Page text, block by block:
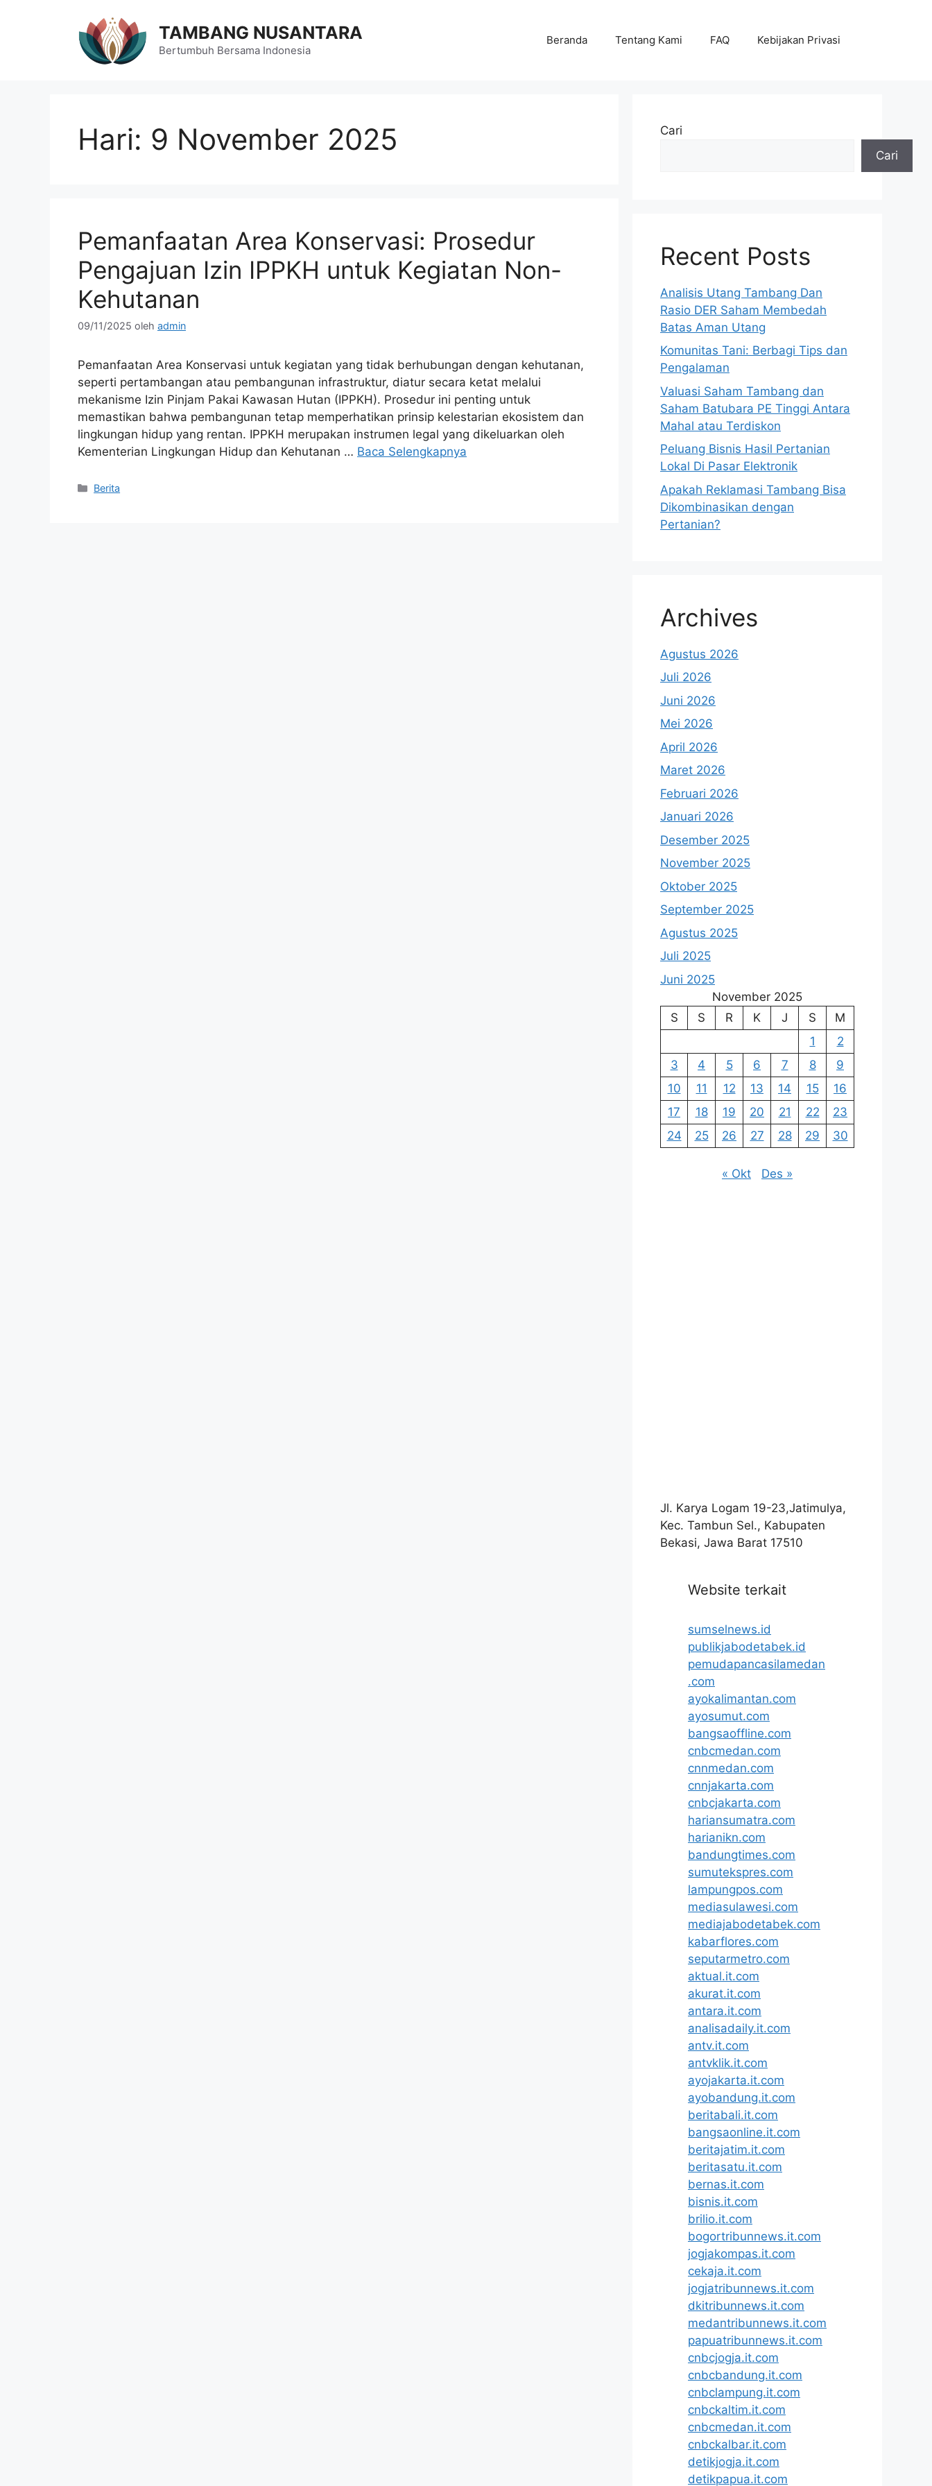
TAMBANG NUSANTARA
Bertumbuh Bersama Indonesia
Beranda Tentang Kami FAQ Kebijakan Privasi
Hari: 9 November 2025
Pemanfaatan Area Konservasi: Prosedur
Pengajuan Izin IPPKH untuk Kegiatan Non-
Kehutanan
09/11/2025 oleh admin
Pemanfaatan Area Konservasi untuk kegiatan yang tidak berhubungan dengan kehutanan,
seperti pertambangan atau pembangunan infrastruktur, diatur secara ketat melalui
mekanisme Izin Pinjam Pakai Kawasan Hutan (IPPKH). Prosedur ini penting untuk
memastikan bahwa pembangunan tetap memperhatikan prinsip kelestarian ekosistem dan
lingkungan hidup yang rentan. IPPKH merupakan instrumen legal yang dikeluarkan oleh
Kementerian Lingkungan Hidup dan Kehutanan … Baca Selengkapnya
Kategori
Berita
Cari
Cari
Recent Posts
Analisis Utang Tambang Dan
Rasio DER Saham Membedah
Batas Aman Utang
Komunitas Tani: Berbagi Tips dan
Pengalaman
Valuasi Saham Tambang dan
Saham Batubara PE Tinggi Antara
Mahal atau Terdiskon
Peluang Bisnis Hasil Pertanian
Lokal Di Pasar Elektronik
Apakah Reklamasi Tambang Bisa
Dikombinasikan dengan
Pertanian?
Archives
Agustus 2026
Juli 2026
Juni 2026
Mei 2026
April 2026
Maret 2026
Februari 2026
Januari 2026
Desember 2025
November 2025
Oktober 2025
September 2025
Agustus 2025
Juli 2025
Juni 2025
November 2025
S
S R K J S
M
1
2
3
4 5 6 7 8
9
10
11 12 13 14 15
16
17
18 19 20 21 22
23
24
25 26 27 28 29 30
« Okt Des »
Jl. Karya Logam 19-23,Jatimulya,
Kec. Tambun Sel., Kabupaten
Bekasi, Jawa Barat 17510
Website terkait
sumselnews.id
publikjabodetabek.id
pemudapancasilamedan
.com
ayokalimantan.com
ayosumut.com
bangsaoffline.com
cnbcmedan.com
cnnmedan.com
cnnjakarta.com
cnbcjakarta.com
hariansumatra.com
harianikn.com
bandungtimes.com
sumutekspres.com
lampungpos.com
mediasulawesi.com
mediajabodetabek.com
kabarflores.com
seputarmetro.com
aktual.it.com
akurat.it.com
antara.it.com
analisadaily.it.com
antv.it.com
antvklik.it.com
ayojakarta.it.com
ayobandung.it.com
beritabali.it.com
bangsaonline.it.com
beritajatim.it.com
beritasatu.it.com
bernas.it.com
bisnis.it.com
brilio.it.com
bogortribunnews.it.com
jogjakompas.it.com
cekaja.it.com
jogjatribunnews.it.com
dkitribunnews.it.com
medantribunnews.it.com
papuatribunnews.it.com
cnbcjogja.it.com
cnbcbandung.it.com
cnbclampung.it.com
cnbckaltim.it.com
cnbcmedan.it.com
cnbckalbar.it.com
detikjogja.it.com
detikpapua.it.com